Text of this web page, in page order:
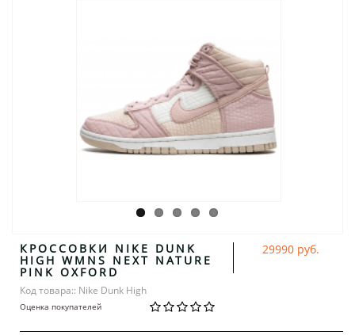
КРОССОВКИ NIKE DUNK
HIGH WMNS NEXT NATURE
PINK OXFORD
Код товара:: Nike Dunk High
Оценка покупателей
29990 руб.